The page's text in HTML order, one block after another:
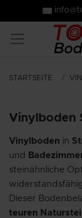
STARTSEITE
Vinylboden
Vinylboden in
und
steinähnliche
Dieser
teuren